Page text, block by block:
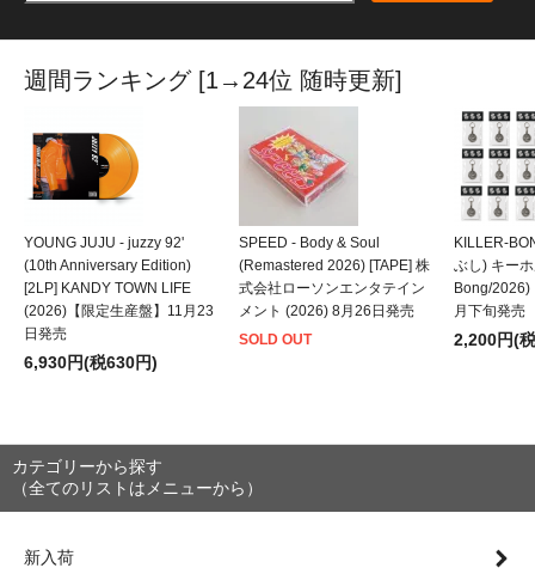
週間ランキング [1→24位 随時更新]
YOUNG JUJU - juzzy 92'
(10th Anniversary Edition)
[2LP] KANDY TOWN LIFE
(2026)【限定生産盤】11月23
日発売
6,930円(税630円)
SPEED - Body & Soul
(Remastered 2026) [TAPE] 株
式会社ローソンエンタテイン
メント (2026) 8月26日発売
SOLD OUT
KILLER-
ぶし) キー
Bong/2026)
月下旬発売
2,200円(
カテゴリーから探す
（全てのリストはメニューから）
新入荷